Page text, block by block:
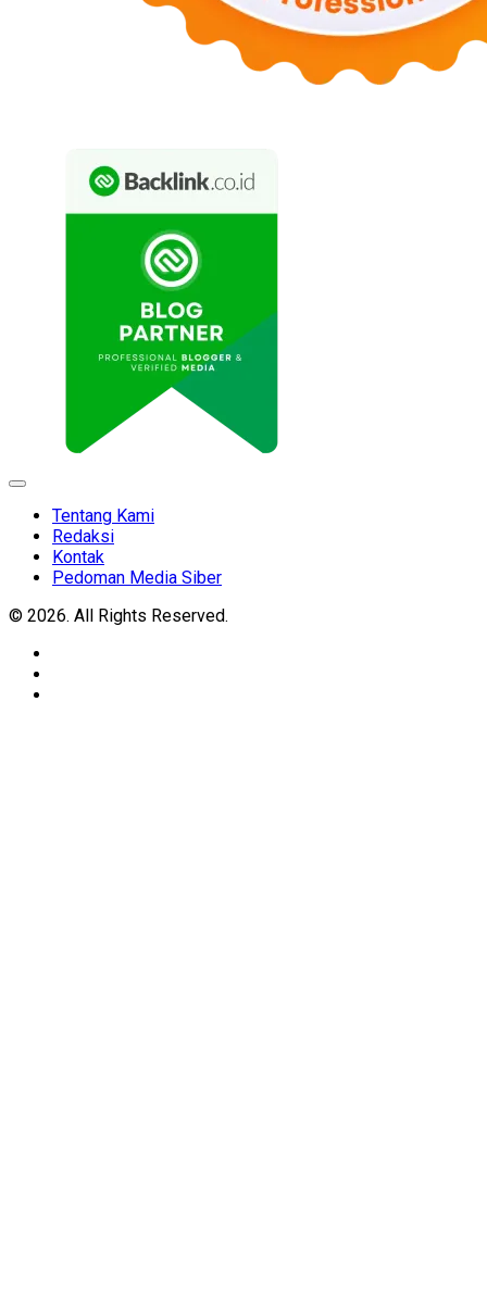
Expand
Tentang Kami
Redaksi
Kontak
Pedoman Media Siber
© 2026. All Rights Reserved.